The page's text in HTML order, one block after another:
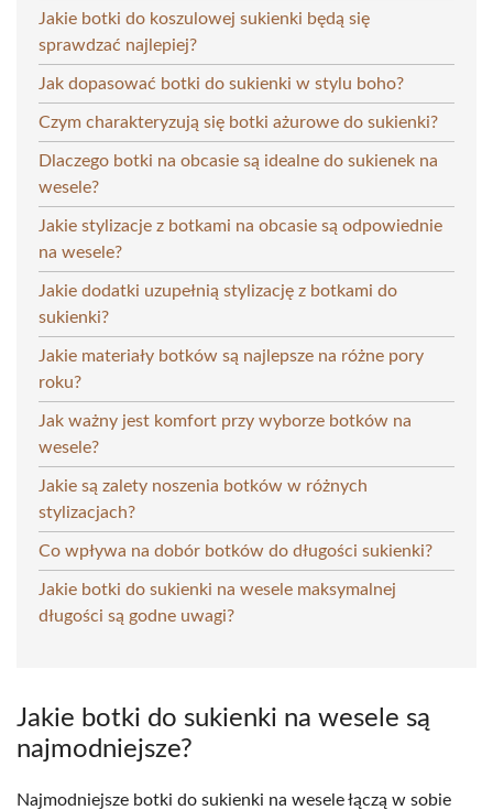
Jakie botki do koszulowej sukienki będą się
sprawdzać najlepiej?
Jak dopasować botki do sukienki w stylu boho?
Czym charakteryzują się botki ażurowe do sukienki?
Dlaczego botki na obcasie są idealne do sukienek na
wesele?
Jakie stylizacje z botkami na obcasie są odpowiednie
na wesele?
Jakie dodatki uzupełnią stylizację z botkami do
sukienki?
Jakie materiały botków są najlepsze na różne pory
roku?
Jak ważny jest komfort przy wyborze botków na
wesele?
Jakie są zalety noszenia botków w różnych
stylizacjach?
Co wpływa na dobór botków do długości sukienki?
Jakie botki do sukienki na wesele maksymalnej
długości są godne uwagi?
Jakie botki do sukienki na wesele są
najmodniejsze?
Najmodniejsze botki do sukienki na wesele łączą w sobie